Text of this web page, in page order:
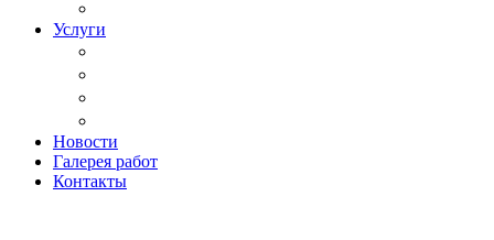
Услуги
Новости
Галерея работ
Контакты